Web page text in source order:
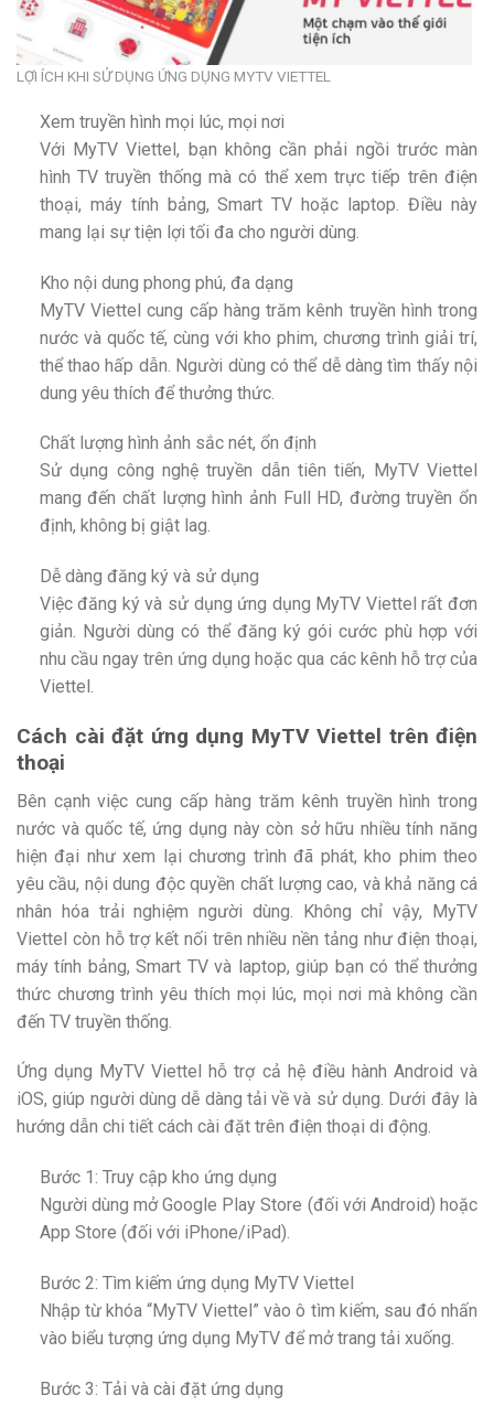
LỢI ÍCH KHI SỬ DỤNG ỨNG DỤNG MYTV VIETTEL
Xem truyền hình mọi lúc, mọi nơi
Với MyTV Viettel, bạn không cần phải ngồi trước màn
hình TV truyền thống mà có thể xem trực tiếp trên điện
thoại, máy tính bảng, Smart TV hoặc laptop. Điều này
mang lại sự tiện lợi tối đa cho người dùng.
Kho nội dung phong phú, đa dạng
MyTV Viettel cung cấp hàng trăm kênh truyền hình trong
nước và quốc tế, cùng với kho phim, chương trình giải trí,
thể thao hấp dẫn. Người dùng có thể dễ dàng tìm thấy nội
dung yêu thích để thưởng thức.
Chất lượng hình ảnh sắc nét, ổn định
Sử dụng công nghệ truyền dẫn tiên tiến, MyTV Viettel
mang đến chất lượng hình ảnh Full HD, đường truyền ổn
định, không bị giật lag.
Dễ dàng đăng ký và sử dụng
Việc đăng ký và sử dụng ứng dụng MyTV Viettel rất đơn
giản. Người dùng có thể đăng ký gói cước phù hợp với
nhu cầu ngay trên ứng dụng hoặc qua các kênh hỗ trợ của
Viettel.
Cách cài đặt ứng dụng MyTV Viettel trên điện
thoại
Bên cạnh việc cung cấp hàng trăm kênh truyền hình trong
nước và quốc tế, ứng dụng này còn sở hữu nhiều tính năng
hiện đại như xem lại chương trình đã phát, kho phim theo
yêu cầu, nội dung độc quyền chất lượng cao, và khả năng cá
nhân hóa trải nghiệm người dùng. Không chỉ vậy, MyTV
Viettel còn hỗ trợ kết nối trên nhiều nền tảng như điện thoại,
máy tính bảng, Smart TV và laptop, giúp bạn có thể thưởng
thức chương trình yêu thích mọi lúc, mọi nơi mà không cần
đến TV truyền thống.
Ứng dụng MyTV Viettel hỗ trợ cả hệ điều hành Android và
iOS, giúp người dùng dễ dàng tải về và sử dụng. Dưới đây là
hướng dẫn chi tiết cách cài đặt trên điện thoại di động.
Bước 1: Truy cập kho ứng dụng
Người dùng mở Google Play Store (đối với Android) hoặc
App Store (đối với iPhone/iPad).
Bước 2: Tìm kiếm ứng dụng MyTV Viettel
Nhập từ khóa “MyTV Viettel” vào ô tìm kiếm, sau đó nhấn
vào biểu tượng ứng dụng MyTV để mở trang tải xuống.
Bước 3: Tải và cài đặt ứng dụng